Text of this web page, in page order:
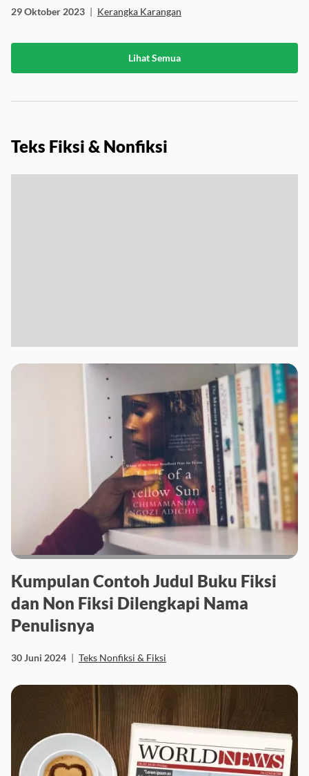
29 Oktober 2023 | Kerangka Karangan
Lihat Semua
Teks Fiksi & Nonfiksi
Kumpulan Contoh Judul Buku Fiksi
dan Non Fiksi Dilengkapi Nama
Penulisnya
30 Juni 2024 | Teks Nonfiksi & Fiksi